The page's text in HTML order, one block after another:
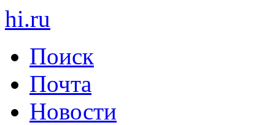
hi.ru
Поиск
Почта
Новости